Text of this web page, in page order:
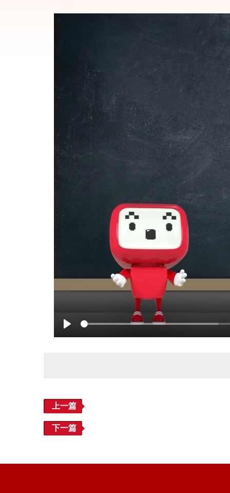
Play
上一篇
下一篇